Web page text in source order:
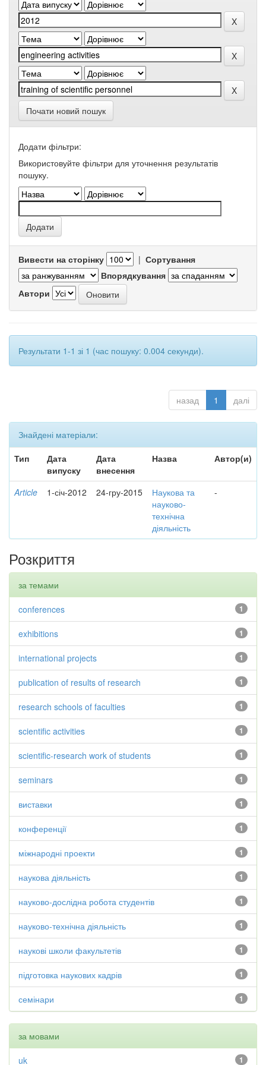
Почати новий пошук
Додати фільтри:
Використовуйте фільтри для уточнення результатів
пошуку.
Вивести на сторінку | Сортування
Впорядкування
Автори
Результати 1-1 зі 1 (час пошуку: 0.004 секунди).
назад 1 далі
Знайдені матеріали:
Тип
Дата
випуску
Дата
внесення
Назва Автор(и)
Article 1-січ-2012 24-гру-2015
Наукова та
науково-
технічна
діяльність
-
Розкриття
за темами
1
conferences
1
exhibitions
1
international projects
1
publication of results of research
1
research schools of faculties
1
scientific activities
1
scientific-research work of students
1
seminars
1
виставки
1
конференції
1
міжнародні проекти
1
наукова діяльність
1
науково-дослідна робота студентів
1
науково-технічна діяльність
1
наукові школи факультетів
1
підготовка наукових кадрів
1
семінари
за мовами
1
uk